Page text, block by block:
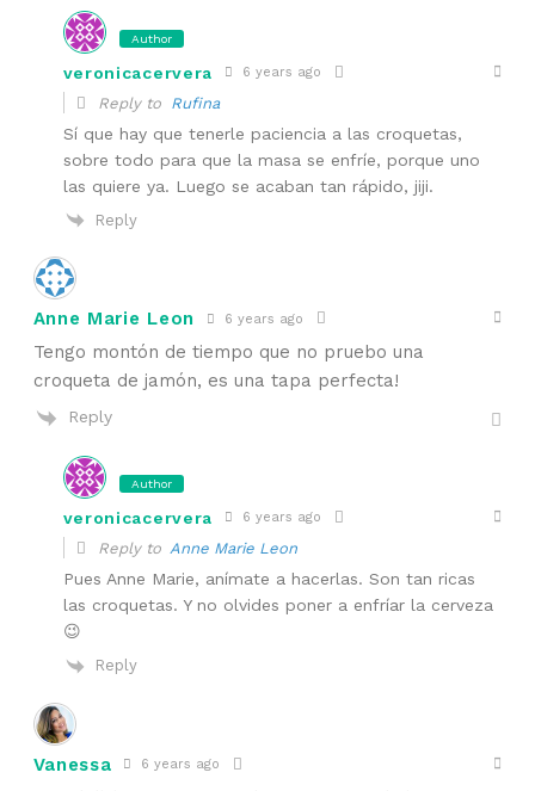
Author
veronicacervera 6 years ago
Reply to Rufina
Sí que hay que tenerle paciencia a las croquetas,
sobre todo para que la masa se enfríe, porque uno
las quiere ya. Luego se acaban tan rápido, jiji.
Reply
Anne Marie Leon 6 years ago
Tengo montón de tiempo que no pruebo una
croqueta de jamón, es una tapa perfecta!
Reply
Author
veronicacervera 6 years ago
Reply to Anne Marie Leon
Pues Anne Marie, anímate a hacerlas. Son tan ricas
las croquetas. Y no olvides poner a enfríar la cerveza
😉
Reply
Vanessa 6 years ago